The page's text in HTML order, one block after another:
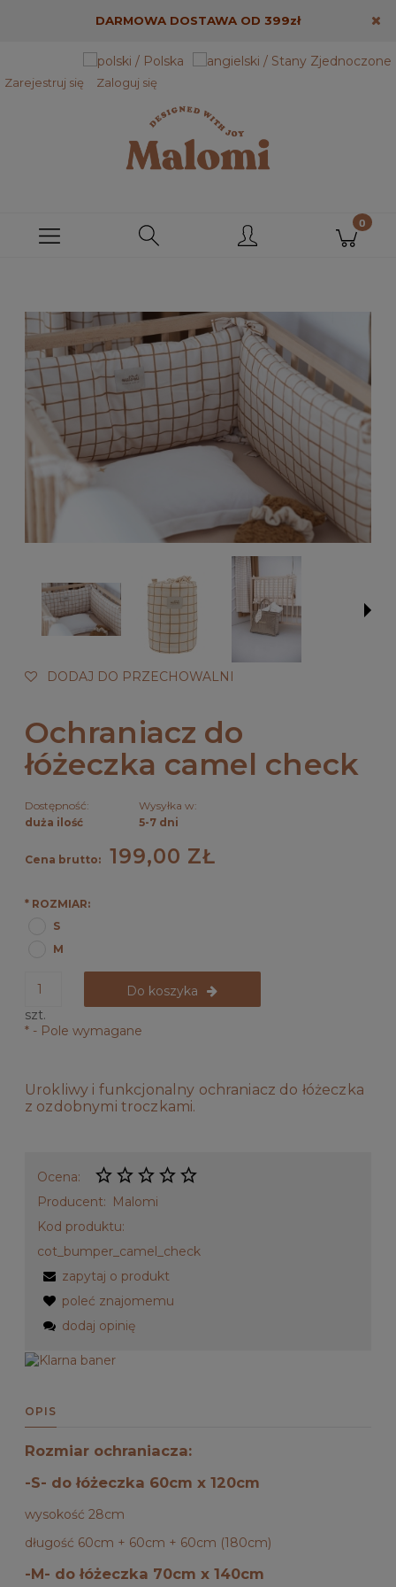
DARMOWA DOSTAWA OD 399zł
Zarejestruj się Zaloguj się
DODAJ DO PRZECHOWALNI
Ochraniacz do
łóżeczka camel check
Dostępność:
duża ilość
Wysyłka w:
5-7 dni
Cena brutto: 199,00 ZŁ
* ROZMIAR:
S
M
szt.
Do koszyka
* - Pole wymagane
Urokliwy i funkcjonalny ochraniacz do łóżeczka
z ozdobnymi troczkami.
Ocena:
Producent:
Malomi
Kod produktu:
cot_bumper_camel_check
zapytaj o produkt
poleć znajomemu
dodaj opinię
OPIS
Rozmiar ochraniacza:
-S- do łóżeczka 60cm x 120cm
wysokość 28cm
długość 60cm + 60cm + 60cm (180cm)
-M- do łóżeczka 70cm x 140cm